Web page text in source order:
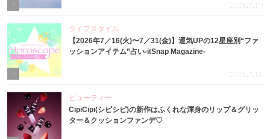
3 2026.7.10
4
ライフスタイル
【2026年7／16(火)〜7／31(金)】運気UPの12星座別“ファ
ッションアイテム”占い-itSnap Magazine-
2026.7.16
ビューティー
CipiCipi(シピシピ)の新作はふくれな渾身のリップ＆グリッ
ター＆クッションファンデ♡